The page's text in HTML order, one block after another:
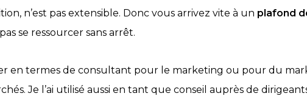
n’est pas extensible. Donc vous arrivez vite à un plafond
se ressourcer sans arrêt.
en termes de consultant pour le marketing ou pour du
Je l’ai utilisé aussi en tant que conseil auprès de